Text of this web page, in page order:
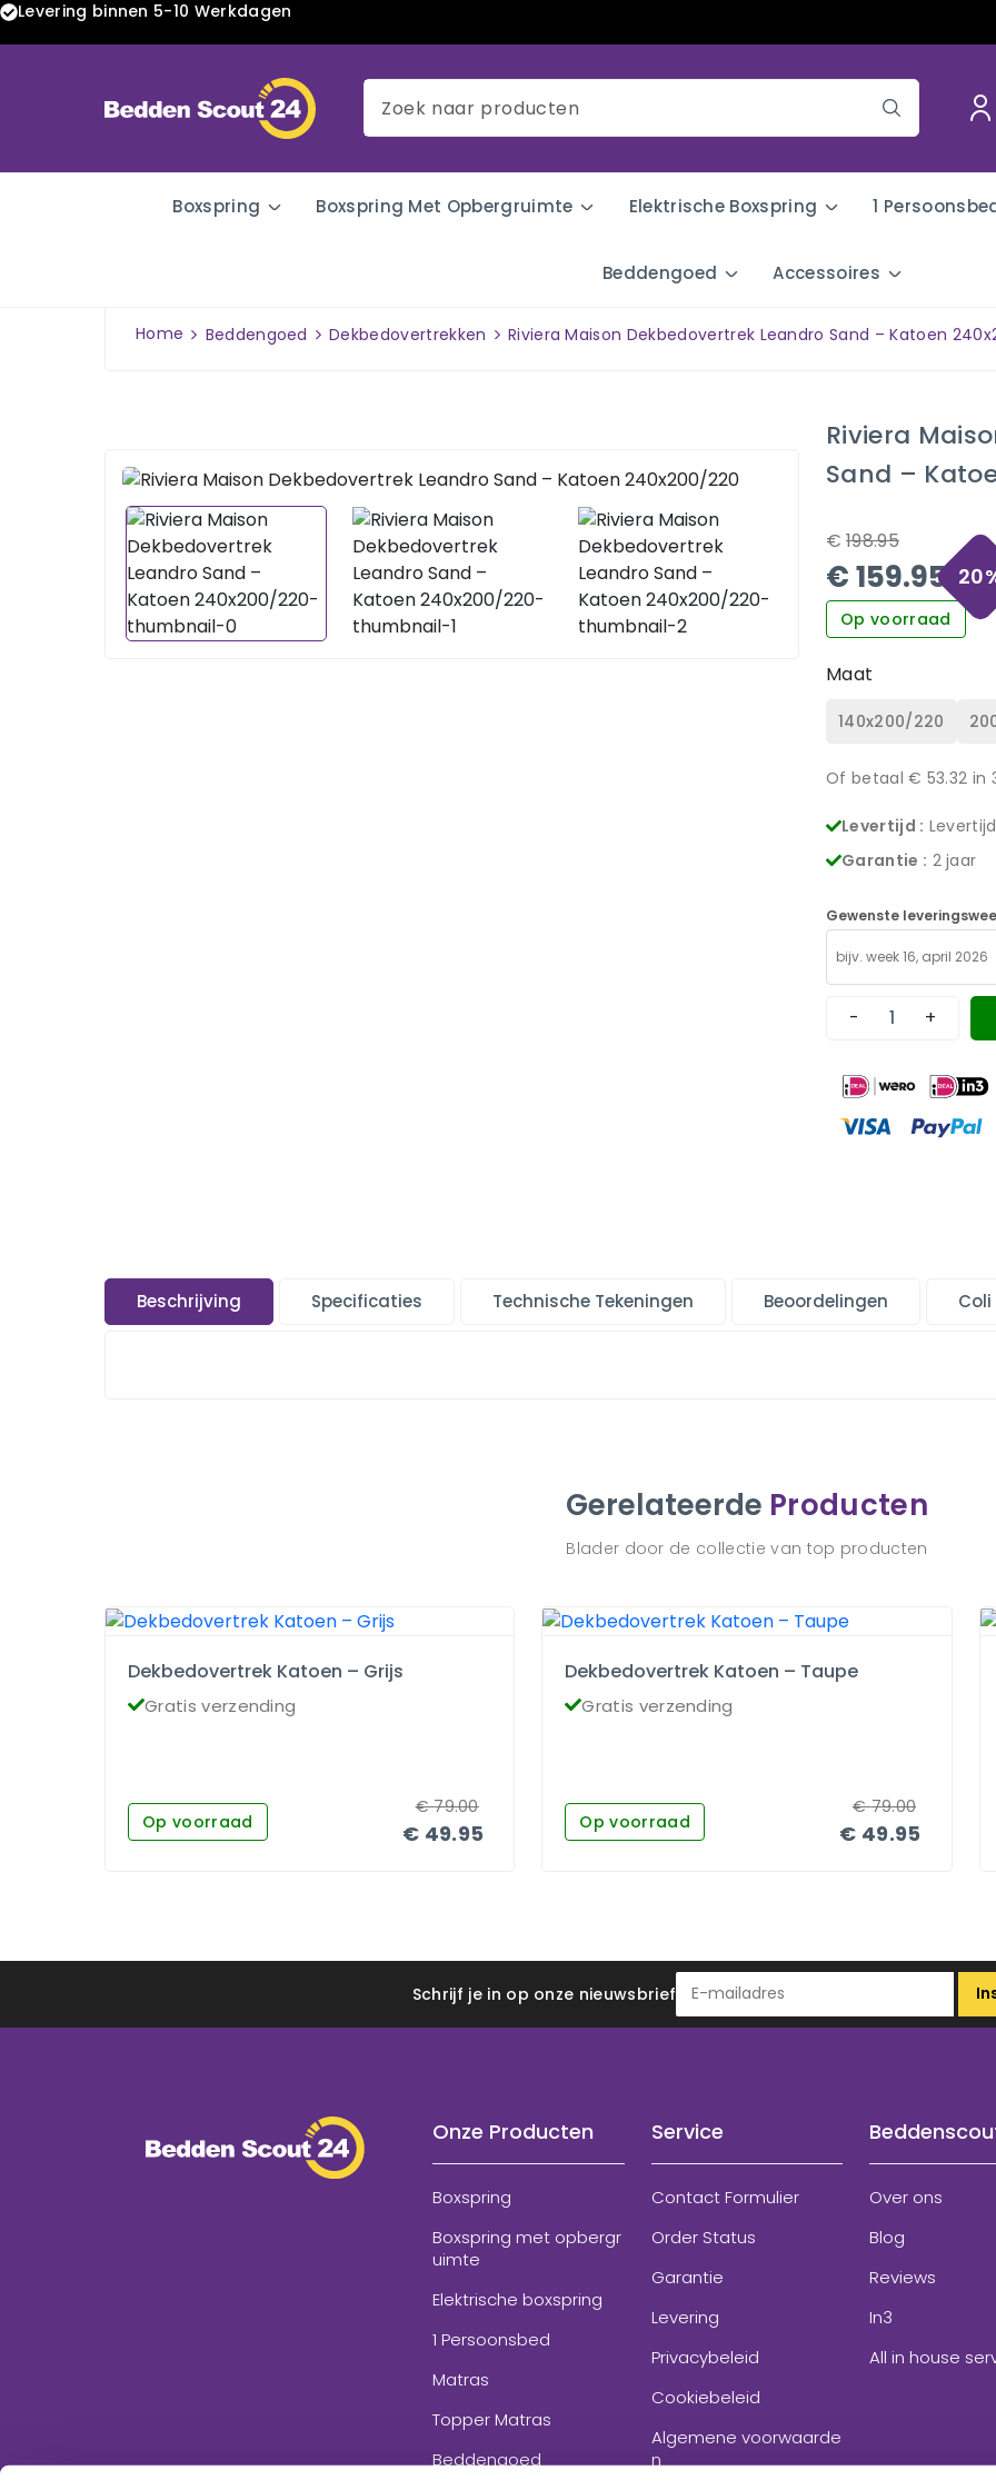
Levering binnen 5-10 Werkdagen
Boxspring Boxspring Met Opbergruimte Elektrische Boxspring 1
Beddengoed Accessoires
Home Beddengoed Dekbedovertrekken Riviera Maison Dekbedovertrek Leandro Sand – Katoen
Riviera
Sand –
€ 198.95
€159.95 20
Op voorraad
Maat
140x200/220
Of betaal € 53.32 in
Levertijd :
Garantie : 2 jaar
Gewenste
- +
Beschrijving Specificaties Technische Tekeningen Beoordelingen
Gerelateerde Producten
Blader door de collectie van top producten
Dekbedovertrek Katoen – Grijs
Gratis verzending
Op voorraad € 49.95
€79.00
Dekbedovertrek Katoen – Taupe
Gratis verzending
Op voorraad € 49.95
€79.00
Schrijf je in op onze nieuwsbrief
Onze Producten
Boxspring
Boxspring met opbergr
uimte
Elektrische boxspring
1 Persoonsbed
Matras
Topper Matras
Beddengoed
Service
Contact Formulier
Order Status
Garantie
Levering
Privacybeleid
Cookiebeleid
Algemene voorwaarde
n
Over ons
Blog
Reviews
In3
All in house